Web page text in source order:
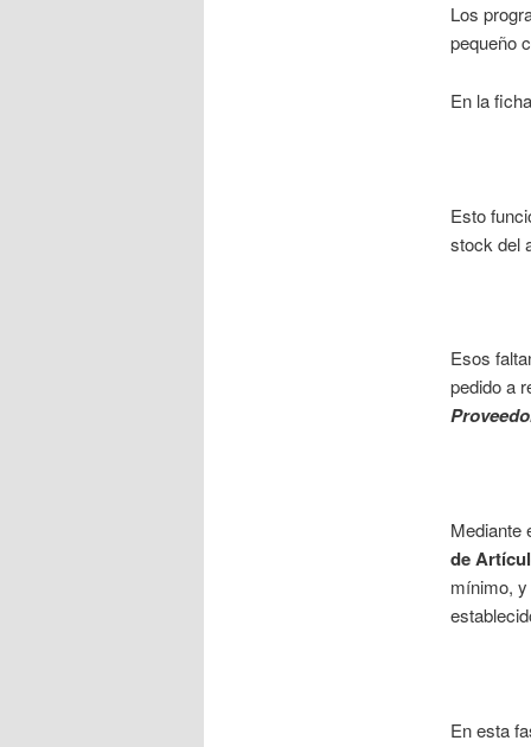
Los
pequeño
En la
Esto
stock del
Esos
pedido a
Mediante
de
mínimo,
En esta